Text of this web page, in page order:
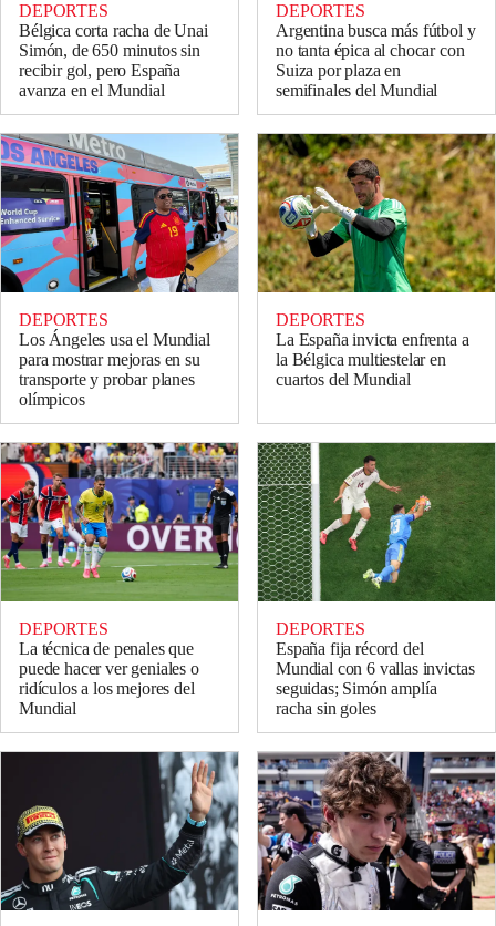
DEPORTES
Bélgica corta racha de Unai
Simón, de 650 minutos sin
recibir gol, pero España
avanza en el Mundial
DEPORTES
Argentina busca más fútbol y
no tanta épica al chocar con
Suiza por plaza en
semifinales del Mundial
DEPORTES
Los Ángeles usa el Mundial
para mostrar mejoras en su
transporte y probar planes
olímpicos
DEPORTES
La España invicta enfrenta a
la Bélgica multiestelar en
cuartos del Mundial
DEPORTES
La técnica de penales que
puede hacer ver geniales o
ridículos a los mejores del
Mundial
DEPORTES
España fija récord del
Mundial con 6 vallas invictas
seguidas; Simón amplía
racha sin goles